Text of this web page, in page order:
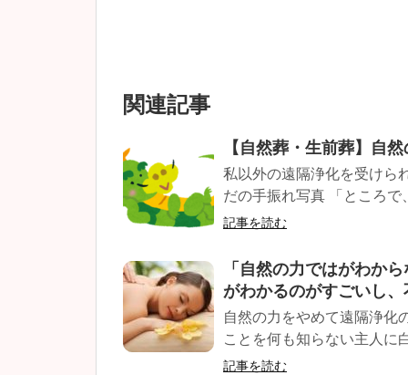
関連記事
【自然葬・生前葬】自
私以外の遠隔浄化を受けら
だの手振れ写真 「ところで
記事を読む
「自然の力ではがわか
がわかるのがすごいし
自然の力をやめて遠隔浄化
ことを何も知らない主人に
記事を読む